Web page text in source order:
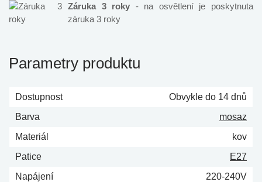
Záruka 3 roky - na osvětlení je poskytnuta
záruka 3 roky
Parametry produktu
Dostupnost
Obvykle do 14 dnů
Barva
mosaz
Materiál
kov
Patice
E27
Napájení
220-240V